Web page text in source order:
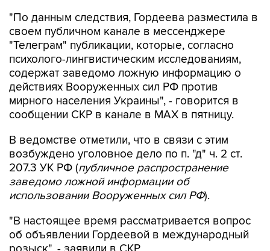
"По данным следствия, Гордеева разместила в
своем публичном канале в мессенджере
"Телеграм" публикации, которые, согласно
психолого-лингвистическим исследованиям,
содержат заведомо ложную информацию о
действиях Вооруженных сил РФ против
мирного населения Украины", - говорится в
сообщении СКР в канале в MAX в пятницу.
В ведомстве отметили, что в связи с этим
возбуждено уголовное дело по п. "д" ч. 2 ст.
207.3 УК РФ (публичное распространение
заведомо ложной информации об
использовании Вооруженных сил РФ).
"В настоящее время рассматривается вопрос
об объявлении Гордеевой в международный